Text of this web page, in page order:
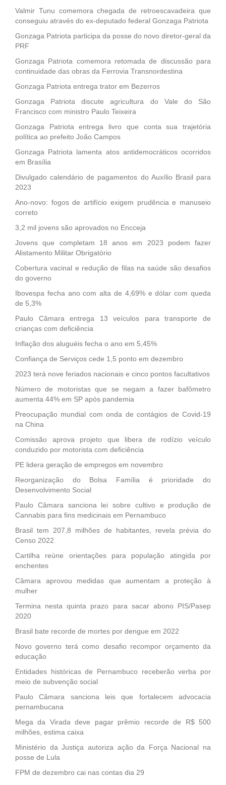
Valmir Tunu comemora chegada de retroescavadeira que
conseguiu através do ex-deputado federal Gonzaga Patriota
Gonzaga Patriota participa da posse do novo diretor-geral da
PRF
Gonzaga Patriota comemora retomada de discussão para
continuidade das obras da Ferrovia Transnordestina
Gonzaga Patriota entrega trator em Bezerros
Gonzaga Patriota discute agricultura do Vale do São
Francisco com ministro Paulo Teixeira
Gonzaga Patriota entrega livro que conta sua trajetória
política ao prefeito João Campos
Gonzaga Patriota lamenta atos antidemocráticos ocorridos
em Brasília
Divulgado calendário de pagamentos do Auxílio Brasil para
2023
Ano-novo: fogos de artifício exigem prudência e manuseio
correto
3,2 mil jovens são aprovados no Encceja
Jovens que completam 18 anos em 2023 podem fazer
Alistamento Militar Obrigatório
Cobertura vacinal e redução de filas na saúde são desafios
do governo
Ibovespa fecha ano com alta de 4,69% e dólar com queda
de 5,3%
Paulo Câmara entrega 13 veículos para transporte de
crianças com deficiência
Inflação dos aluguéis fecha o ano em 5,45%
Confiança de Serviços cede 1,5 ponto em dezembro
2023 terá nove feriados nacionais e cinco pontos facultativos
Número de motoristas que se negam a fazer bafômetro
aumenta 44% em SP após pandemia
Preocupação mundial com onda de contágios de Covid-19
na China
Comissão aprova projeto que libera de rodízio veículo
conduzido por motorista com deficiência
PE lidera geração de empregos em novembro
Reorganização do Bolsa Família é prioridade do
Desenvolvimento Social
Paulo Câmara sanciona lei sobre cultivo e produção de
Cannabis para fins medicinais em Pernambuco
Brasil tem 207,8 milhões de habitantes, revela prévia do
Censo 2022
Cartilha reúne orientações para população atingida por
enchentes
Câmara aprovou medidas que aumentam a proteção à
mulher
Termina nesta quinta prazo para sacar abono PIS/Pasep
2020
Brasil bate recorde de mortes por dengue em 2022
Novo governo terá como desafio recompor orçamento da
educação
Entidades históricas de Pernambuco receberão verba por
meio de subvenção social
Paulo Câmara sanciona leis que fortalecem advocacia
pernambucana
Mega da Virada deve pagar prêmio recorde de R$ 500
milhões, estima caixa
Ministério da Justiça autoriza ação da Força Nacional na
posse de Lula
FPM de dezembro cai nas contas dia 29